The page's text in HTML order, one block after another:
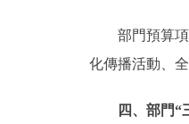
部門預算項目
化傳播活動、
四、部門“